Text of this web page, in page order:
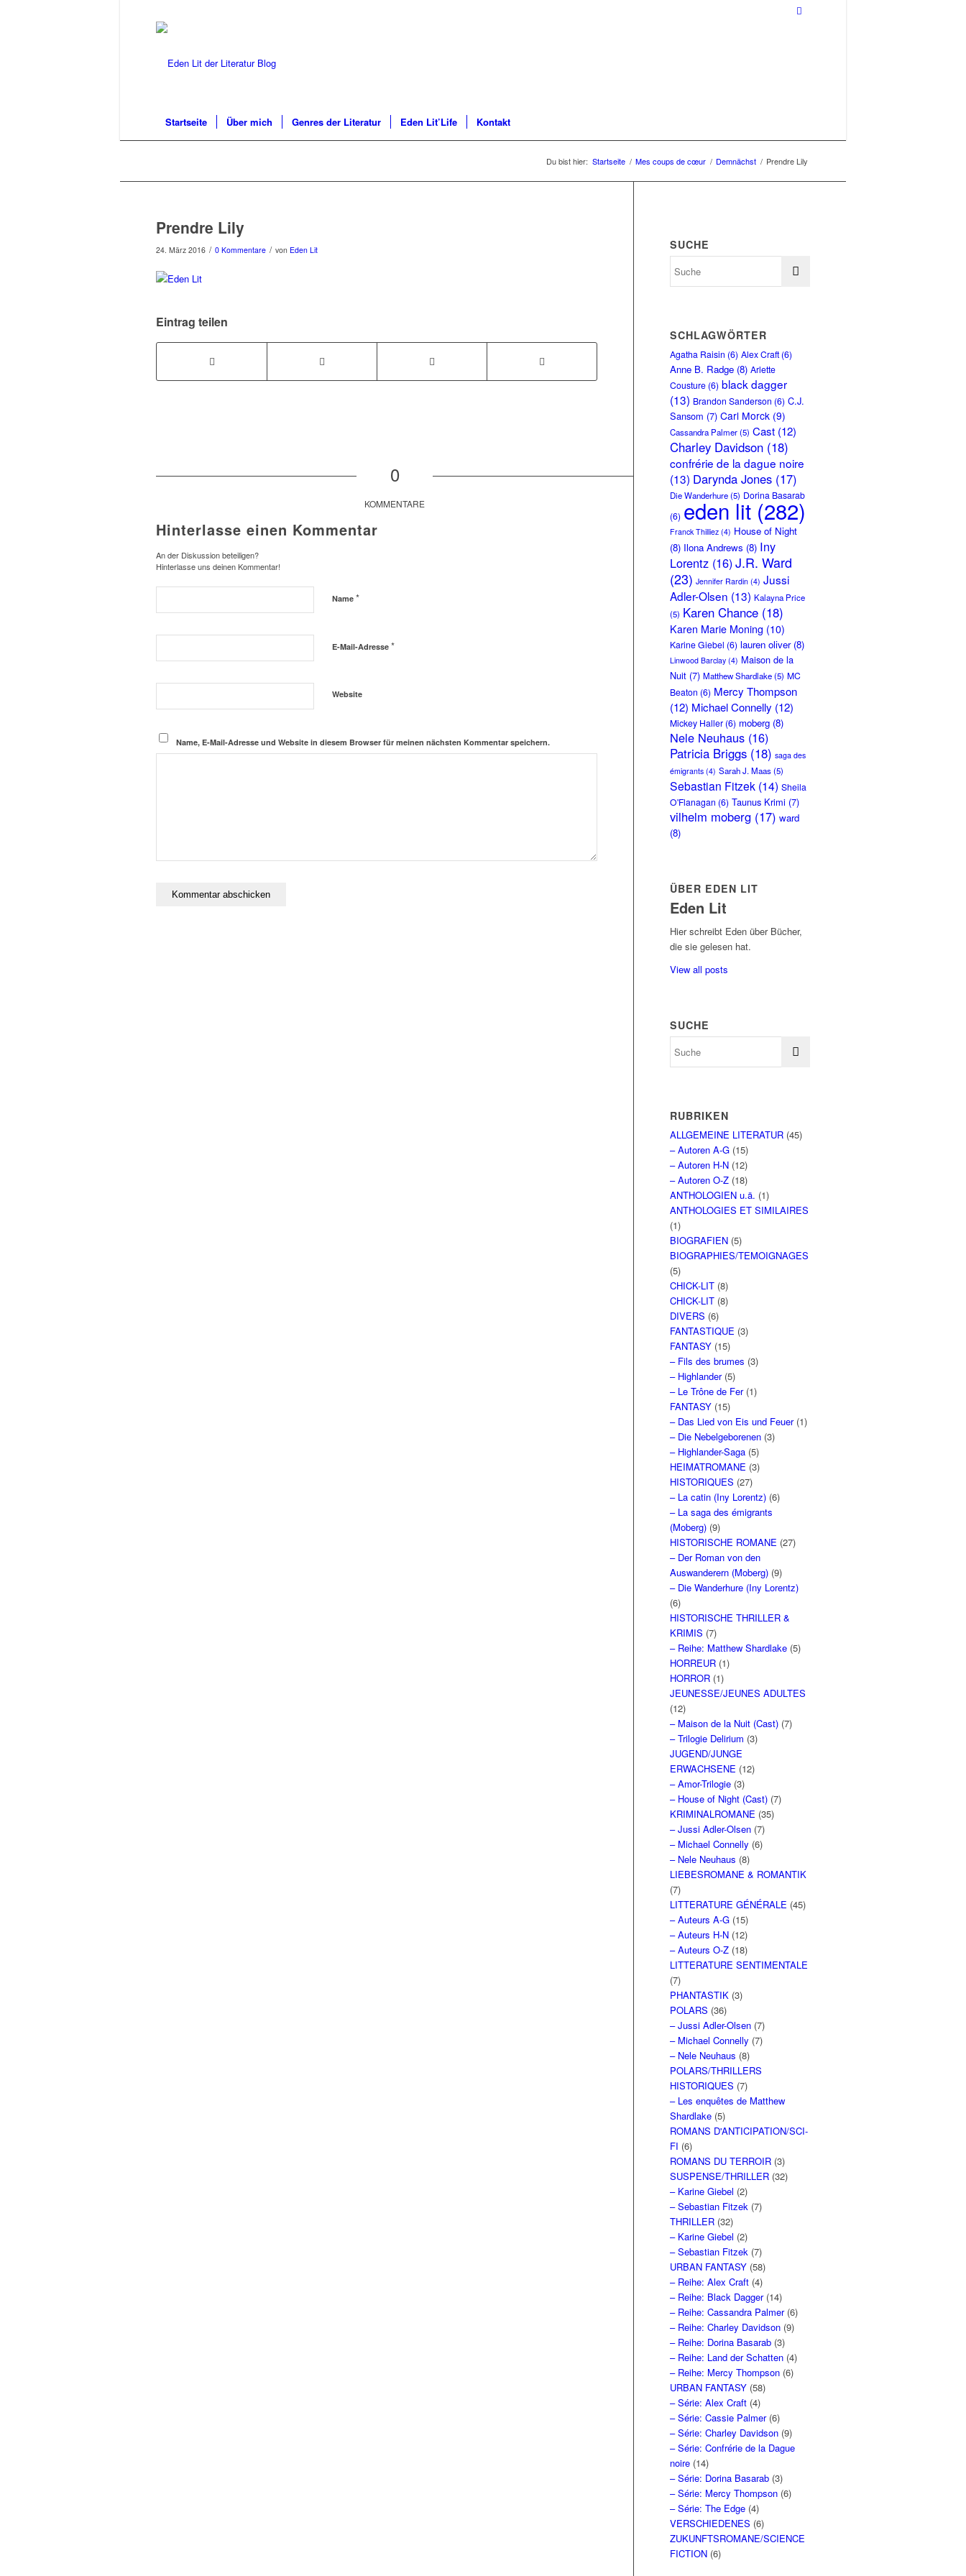
Startseite Über mich Genres der Literatur Eden Lit’Life Kontakt
Du bist hier: Startseite / Mes coups de cœur / Demnächst / Prendre Lily
Prendre Lily
24. März 2016 / 0 Kommentare / von Eden Lit
Eintrag teilen
0
KOMMENTARE
Hinterlasse einen Kommentar
An der Diskussion beteiligen?
Hinterlasse uns deinen Kommentar!
Name *
E-Mail-Adresse *
Website
Name, E-Mail-Adresse und Website in diesem Browser für meinen nächsten Kommentar speichern.
SUCHE
SCHLAGWÖRTER
Agatha Raisin (6) Alex Craft (6)
Anne B. Radge (8) Arlette
Cousture (6) black dagger
(13) Brandon Sanderson (6) C.J.
Sansom (7) Carl Morck (9)
Cassandra Palmer(5) Cast (12)
Charley Davidson (18)
confrérie de la dague noire
(13) Darynda Jones (17)
Die Wanderhure(5) Dorina Basarab
(6) eden lit (282)
Franck Thilliez (4) House of Night
(8) Ilona Andrews (8) Iny
Lorentz (16)J.R. Ward
(23) Jennifer Rardin (4) Jussi
Adler-Olsen (13) Kalayna Price
(5) Karen Chance (18)
Karen Marie Moning (10)
Karine Giebel (6) lauren oliver(8)
Linwood Barclay (4) Maison de la
Nuit (7) Matthew Shardlake(5) MC
Beaton (6) Mercy Thompson
(12) Michael Connelly (12)
Mickey Haller (6) moberg (8)
Nele Neuhaus (16)
Patricia Briggs (18) saga des
émigrants (4) Sarah J. Maas(5)
Sebastian Fitzek (14) Sheila
O'Flanagan (6) Taunus Krimi (7)
vilhelm moberg (17) ward
(8)
ÜBER EDEN LIT
Eden Lit
Hier schreibt Eden über Bücher,
die sie gelesen hat.
View all posts
SUCHE
RUBRIKEN
ALLGEMEINE LITERATUR (45)
– Autoren A-G (15)
– Autoren H-N (12)
– Autoren O-Z (18)
ANTHOLOGIEN u.ä. (1)
ANTHOLOGIES ET SIMILAIRES
(1)
BIOGRAFIEN (5)
BIOGRAPHIES/TEMOIGNAGES
(5)
CHICK-LIT (8)
CHICK-LIT (8)
DIVERS (6)
FANTASTIQUE (3)
FANTASY (15)
– Fils des brumes (3)
– Highlander(5)
– Le Trône de Fer(1)
FANTASY (15)
– Das Lied von Eis und Feuer(1)
– Die Nebelgeborenen (3)
– Highlander-Saga (5)
HEIMATROMANE (3)
HISTORIQUES (27)
– La catin (Iny Lorentz) (6)
– La saga des émigrants
(Moberg) (9)
HISTORISCHE ROMANE (27)
– Der Roman von den
Auswanderern (Moberg) (9)
– Die Wanderhure (Iny Lorentz)
(6)
HISTORISCHE THRILLER &
KRIMIS (7)
– Reihe: Matthew Shardlake (5)
HORREUR (1)
HORROR (1)
JEUNESSE/JEUNES ADULTES
(12)
– Maison de la Nuit (Cast) (7)
– Trilogie Delirium (3)
JUGEND/JUNGE
ERWACHSENE (12)
– Amor-Trilogie (3)
– House of Night (Cast) (7)
KRIMINALROMANE (35)
– Jussi Adler-Olsen (7)
– Michael Connelly (6)
– Nele Neuhaus (8)
LIEBESROMANE & ROMANTIK
(7)
LITTERATURE GÉNÉRALE (45)
– Auteurs A-G (15)
– Auteurs H-N (12)
– Auteurs O-Z (18)
LITTERATURE SENTIMENTALE
(7)
PHANTASTIK (3)
POLARS (36)
– Jussi Adler-Olsen (7)
– Michael Connelly (7)
– Nele Neuhaus (8)
POLARS/THRILLERS
HISTORIQUES (7)
– Les enquêtes de Matthew
Shardlake (5)
ROMANS D'ANTICIPATION/SCI-
FI (6)
ROMANS DU TERROIR (3)
SUSPENSE/THRILLER (32)
– Karine Giebel (2)
– Sebastian Fitzek (7)
THRILLER (32)
– Karine Giebel (2)
– Sebastian Fitzek (7)
URBAN FANTASY (58)
– Reihe: Alex Craft (4)
– Reihe: Black Dagger(14)
– Reihe: Cassandra Palmer(6)
– Reihe: Charley Davidson (9)
– Reihe: Dorina Basarab (3)
– Reihe: Land der Schatten (4)
– Reihe: Mercy Thompson (6)
URBAN FANTASY (58)
– Série: Alex Craft (4)
– Série: Cassie Palmer(6)
– Série: Charley Davidson (9)
– Série: Confrérie de la Dague
noire (14)
– Série: Dorina Basarab (3)
– Série: Mercy Thompson (6)
– Série: The Edge (4)
VERSCHIEDENES (6)
ZUKUNFTSROMANE/SCIENCE
FICTION (6)